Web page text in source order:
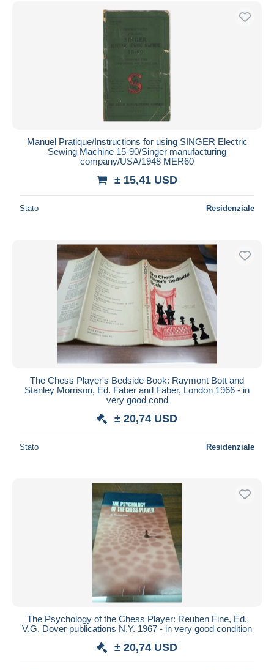
Spedizione gratuita
Bonifico bancario
Mastercard
Bancontact
Maestro
Residenza del venditore
Tutto il mondo
Aggiorna
Manuel Pratique/Instructions for using SINGER Electric
Sewing Machine 15-90/Singer manufacturing
company/USA/1948 MER60
± 15,41 USD
Stato Residenziale
The Chess Player's Bedside Book: Raymont Bott and
Stanley Morrison, Ed. Faber and Faber, London 1966 - in
very good cond
± 20,74 USD
Stato Residenziale
The Psychology of the Chess Player: Reuben Fine, Ed.
V.G. Dover publications N.Y. 1967 - in very good condition
± 20,74 USD